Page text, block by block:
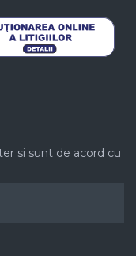
si sunt de acord cu